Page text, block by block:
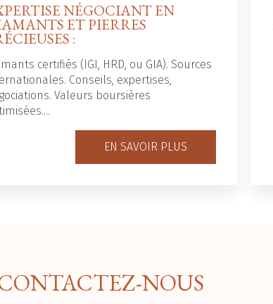
NÉGOCIANT EN
ET PIERRES
:
certifiés (IGI, HRD, ou GIA). Sources
Conseils, expertises,
Valeurs boursières
EN SAVOIR PLUS
NOUS